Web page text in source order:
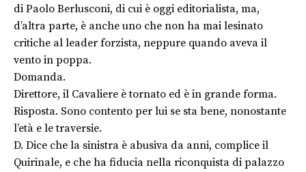
di Paolo Berlusconi, di cui è oggi editorialista, ma,
d’altra parte, è anche uno che non ha mai lesinato
critiche al leader forzista, neppure quando aveva il
vento in poppa.
Domanda.
Direttore, il Cavaliere è tornato ed è in grande forma.
Risposta. Sono contento per lui se sta bene, nonostante
l’età e le traversie.
D. Dice che la sinistra è abusiva da anni, complice il
Quirinale, e che ha fiducia nella riconquista di palazzo